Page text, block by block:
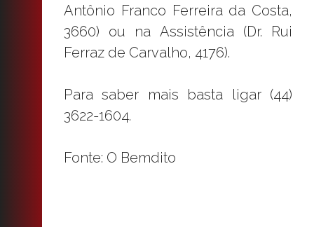
Antônio Franco Ferreira da Costa,
3660) ou na Assistência (Dr. Rui
Ferraz de Carvalho, 4176).
Para saber mais basta ligar (44)
3622-1604.
Fonte: O Bemdito